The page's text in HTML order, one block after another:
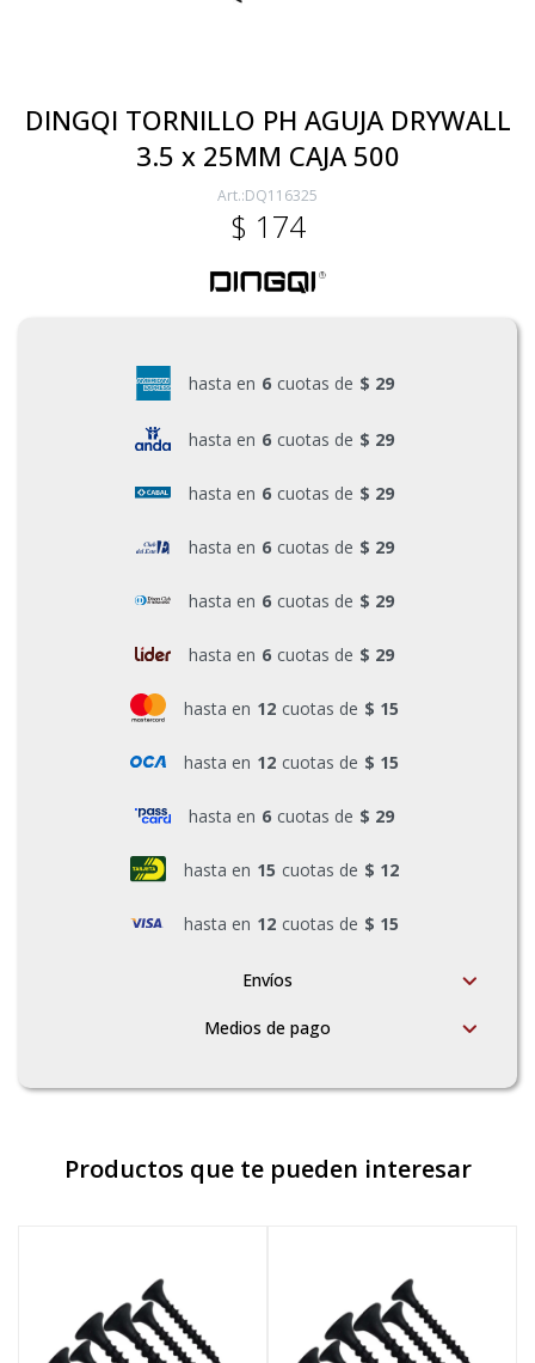
DINGQI TORNILLO PH AGUJA DRYWALL
3.5 x 25MM CAJA 500
DQ116325
$ 174
hasta en 6 cuotas de $ 29
hasta en 6 cuotas de $ 29
hasta en 6 cuotas de $ 29
hasta en 6 cuotas de $ 29
hasta en 6 cuotas de $ 29
hasta en 6 cuotas de $ 29
hasta en 12 cuotas de $ 15
hasta en 12 cuotas de $ 15
hasta en 6 cuotas de $ 29
hasta en 15 cuotas de $ 12
hasta en 12 cuotas de $ 15
Envíos
Medios de pago
Productos que te pueden interesar
Herramientas Eléctrica y Batería
Piscinas e Inflables